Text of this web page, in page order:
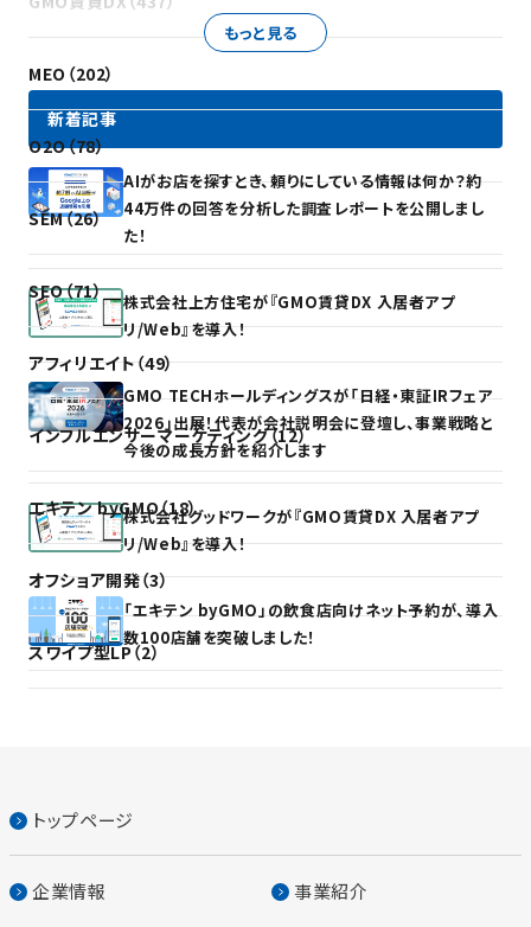
MEO（202）
O2O（78）
SEM（26）
SEO（71）
アフィリエイト（49）
インフルエンサーマーケティング（12）
エキテン byGMO（18）
オフショア開発（3）
スワイプ型LP（2）
もっと見る
新着記事
AIがお店を探すとき、頼りにしている情報は何か？約
44万件の回答を分析した調査レポートを公開しまし
た！
株式会社上方住宅が『GMO賃貸DX 入居者アプ
リ/Web』を導入！
GMO TECHホールディングスが「日経・東証IRフェア
2026」出展！代表が会社説明会に登壇し、事業戦略と
今後の成長方針を紹介します
株式会社グッドワークが『GMO賃貸DX 入居者アプ
リ/Web』を導入！
「エキテン byGMO」の飲食店向けネット予約が、導入
数100店舗を突破しました！
トップページ
企業情報 事業紹介